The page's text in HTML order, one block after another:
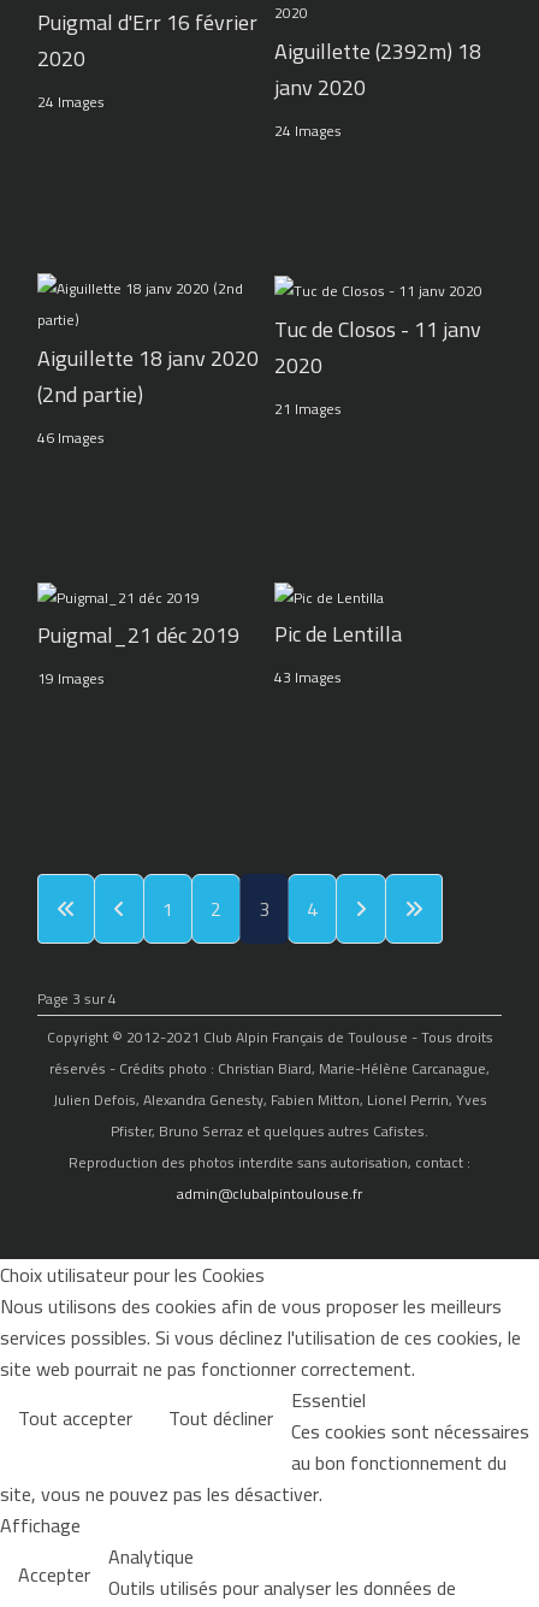
Puigmal d'Err 16 février
2020
24 Images
Aiguillette (2392m) 18
janv 2020
24 Images
Aiguillette 18 janv 2020
(2nd partie)
46 Images
Tuc de Closos - 11 janv
2020
21 Images
Puigmal_21 déc 2019
19 Images
Pic de Lentilla
43 Images
1 2 3 4
Page 3 sur 4
Copyright © 2012-2021 Club Alpin Français de Toulouse - Tous droits
réservés - Crédits photo : Christian Biard, Marie-Hélène Carcanague,
Julien Defois, Alexandra Genesty, Fabien Mitton, Lionel Perrin, Yves
Pfister, Bruno Serraz et quelques autres Cafistes.
Reproduction des photos interdite sans autorisation, contact :
admin@clubalpintoulouse.fr
Choix utilisateur pour les Cookies
Nous utilisons des cookies afin de vous proposer les meilleurs
services possibles. Si vous déclinez l'utilisation de ces cookies, le
site web pourrait ne pas fonctionner correctement.
Tout accepter
Tout décliner Essentiel
Ces cookies sont nécessaires
au bon fonctionnement du
site, vous ne pouvez pas les désactiver.
Affichage
Accepter Analytique
Outils utilisés pour analyser les données de